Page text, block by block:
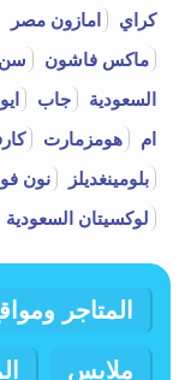
كراي
امازون مصر
ماكس فاشون
سن
السعودية
جاب ايوا
ام
هومزمارت
بلومينغديلز
نون
لوكسيتان السعودية
المتاجر
ملابس